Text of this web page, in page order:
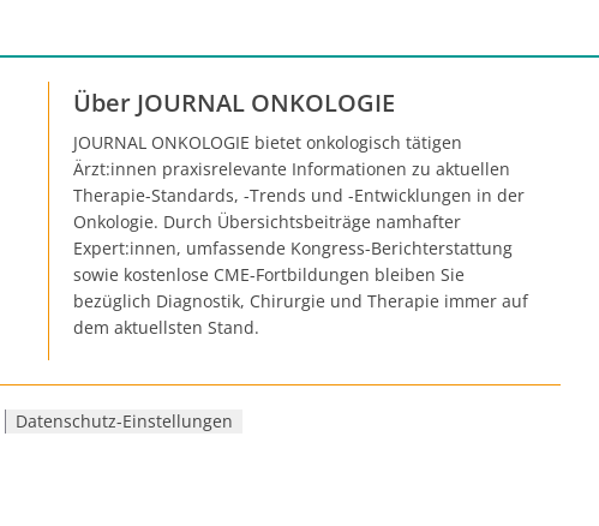
Über JOURNAL ONKOLOGIE
JOURNAL ONKOLOGIE bietet onkologisch tätigen
Ärzt:innen praxisrelevante Informationen zu aktuellen
Therapie-Standards, -Trends und -Entwicklungen in der
Onkologie. Durch Übersichtsbeiträge namhafter
Expert:innen, umfassende Kongress-Berichterstattung
sowie kostenlose CME-Fortbildungen bleiben Sie
bezüglich Diagnostik, Chirurgie und Therapie immer auf
dem aktuellsten Stand.
Datenschutz-Einstellungen